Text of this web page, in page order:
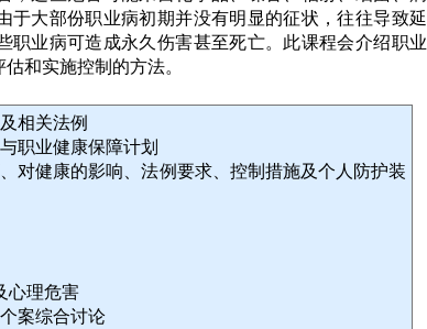
于大部份职业病初期并没有明显的征状，往往导致延
职业病可造成永久伤害甚至死亡。此课程会介绍职业
和实施控制的方法。
相关法例
职业健康保障计划
对健康的影响、法例要求、控制措施及个人防护装
心理危害
案综合讨论